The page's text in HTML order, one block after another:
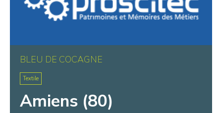
BLEU DE COCAGNE
Textile
Amiens (80)